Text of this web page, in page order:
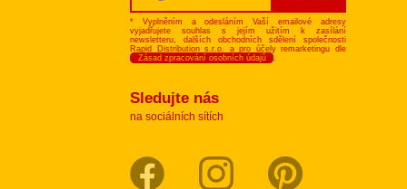
* Vyplněním a odesláním Vaší emailové adresy
vyjadřujete souhlas s jejím užitím k zasílání
newsletteru, dalších obchodních sdělení společnosti
Rapid Distribution s.r.o. a pro účely remarketingu dle
Zásad zpracování osobních údajů
.
Sledujte nás
na sociálních sítích